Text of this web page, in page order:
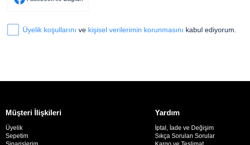
Üyelik koşullarını ve kişisel verilerimin korunmasını kabul ediyorum.
Müşteri İlişkileri
Üyelik
Sepetim
Yardım
İptal, İade ve Değişim
Sıkça Sorulan Sorular